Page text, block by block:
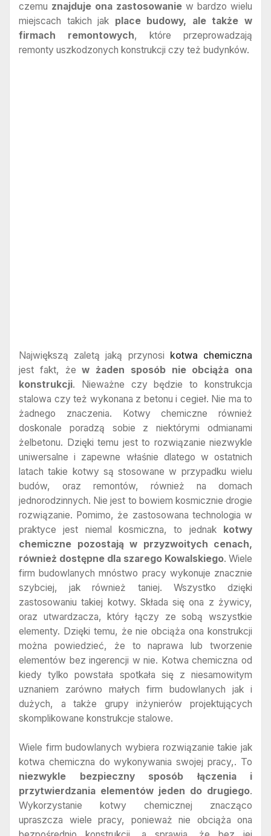
czemu znajduje ona zastosowanie w bardzo wielu
miejscach takich jak place budowy, ale także w
firmach remontowych, które przeprowadzają
remonty uszkodzonych konstrukcji czy też budynków.
Największą zaletą jaką przynosi
kotwa chemiczna
jest fakt, żew żaden sposób nie obciąża ona
konstrukcji. Nieważne czy będzie to konstrukcja
stalowa czy też wykonana z betonu i cegieł. Nie ma to
żadnego znaczenia. Kotwy chemiczne również
doskonale poradzą sobie z niektórymi odmianami
żelbetonu. Dzięki temu jest to rozwiązanie niezwykle
uniwersalne i zapewne właśnie dlatego w ostatnich
latach takie kotwy są stosowane w przypadku wielu
budów, oraz remontów, również na domach
jednorodzinnych. Nie jest to bowiem kosmicznie drogie
rozwiązanie. Pomimo, że zastosowana technologia w
praktyce jest niemal kosmiczna, to jednak
kotwy
chemiczne pozostają w przyzwoitych cenach,
również dostępne dla szarego Kowalskiego. Wiele
firm budowlanych mnóstwo pracy wykonuje znacznie
szybciej, jak również taniej. Wszystko dzięki
zastosowaniu takiej kotwy. Składa się ona z żywicy,
oraz utwardzacza, który łączy ze sobą wszystkie
elementy. Dzięki temu, że nie obciąża ona konstrukcji
można powiedzieć, że to naprawa lub tworzenie
elementów bez ingerencji w nie. Kotwa chemiczna od
kiedy tylko powstała spotkała się z niesamowitym
uznaniem zarówno małych firm budowlanych jak i
dużych, a także grupy inżynierów projektujących
skomplikowane konstrukcje stalowe.
Wiele firm budowlanych wybiera rozwiązanie takie jak
kotwa chemiczna do wykonywania swojej pracy,. To
niezwykle bezpieczny sposób łączenia i
przytwierdzania elementów jeden do drugiego.
Wykorzystanie kotwy chemicznej znacząco
upraszcza wiele pracy, ponieważ nie obciąża ona